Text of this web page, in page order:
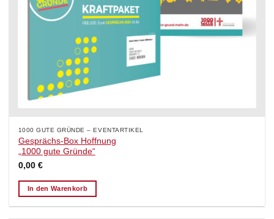
1000 GUTE GRÜNDE – EVENTARTIKEL
Gesprächs-Box Hoffnung
„1000 gute Gründe“
0,00 €
In den Warenkorb